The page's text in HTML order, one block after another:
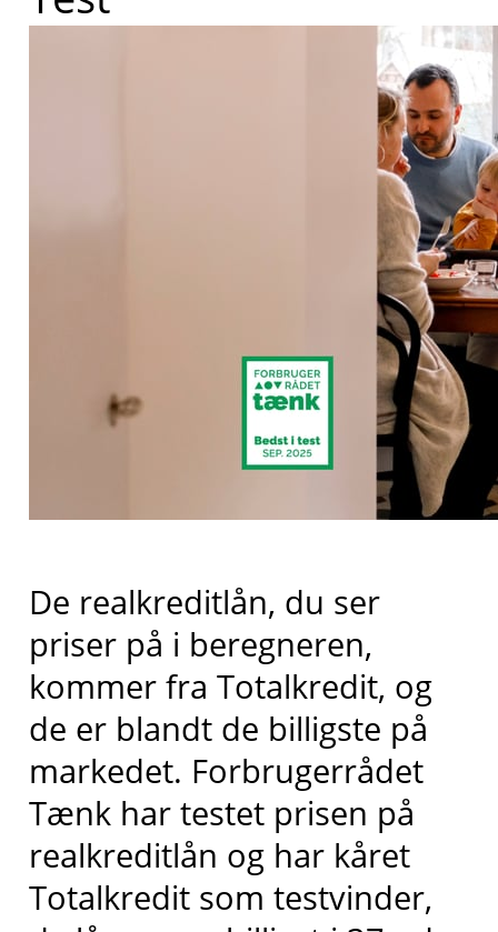
De realkreditlån, du ser
priser på i beregneren,
kommer fra Totalkredit, og
de er blandt de billigste på
markedet. Forbrugerrådet
Tænk har testet prisen på
realkreditlån og har kåret
Totalkredit som testvinder,